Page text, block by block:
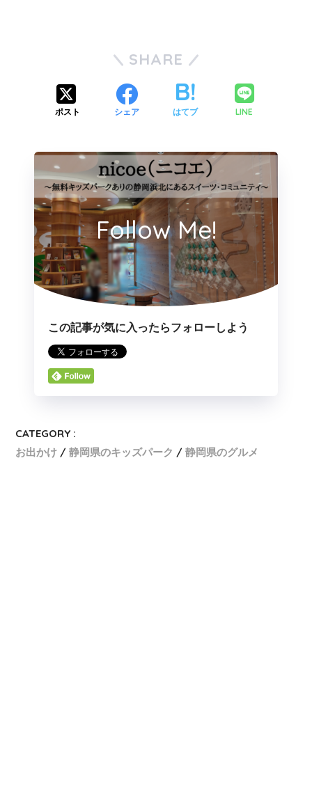
SHARE
ポスト シェア はてブ LINE
Follow Me!
この記事が気に入ったらフォローしよう
CATEGORY :
お出かけ
静岡県のキッズパーク 静岡県のグルメ